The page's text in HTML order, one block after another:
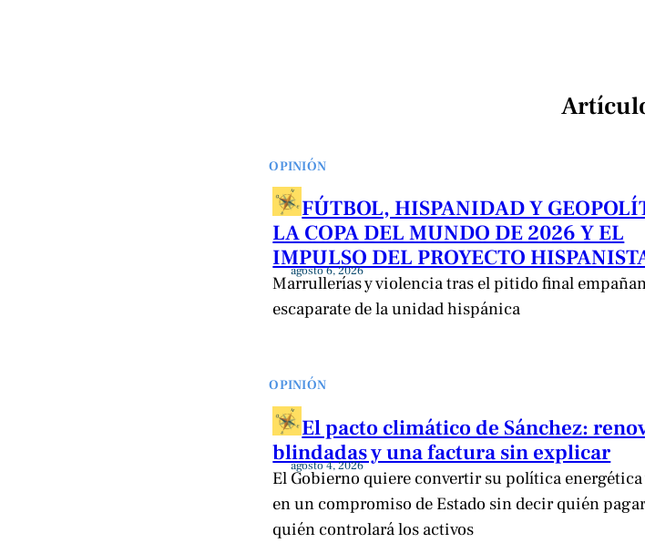
OPINIÓN
FÚTBOL, HISPANIDAD Y
LA COPA DEL MUNDO DE 2026 Y EL
IMPULSO DEL PROYECTO
agosto 6, 2026
Marrullerías y violencia tras el pitido final
escaparate de la unidad hispánica
OPINIÓN
El pacto climático de Sánchez:
blindadas y una factura sin explicar
agosto 4, 2026
El Gobierno quiere convertir su política energética
en un compromiso de Estado sin decir quién
quién controlará los activos